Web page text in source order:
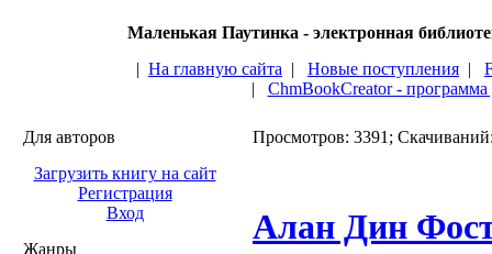
Маленькая Паутинка - электронная
| На главную сайта | Новые поступления |
| ChmBookCreator -
Для авторов
Загрузить книгу на сайт
Регистрация
Вход
Жанры
Просмотров: 3391;
Алан Дин